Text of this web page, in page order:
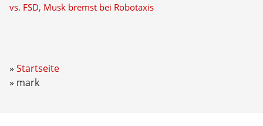
vs. FSD, Musk bremst bei Robotaxis
Startseite
mark